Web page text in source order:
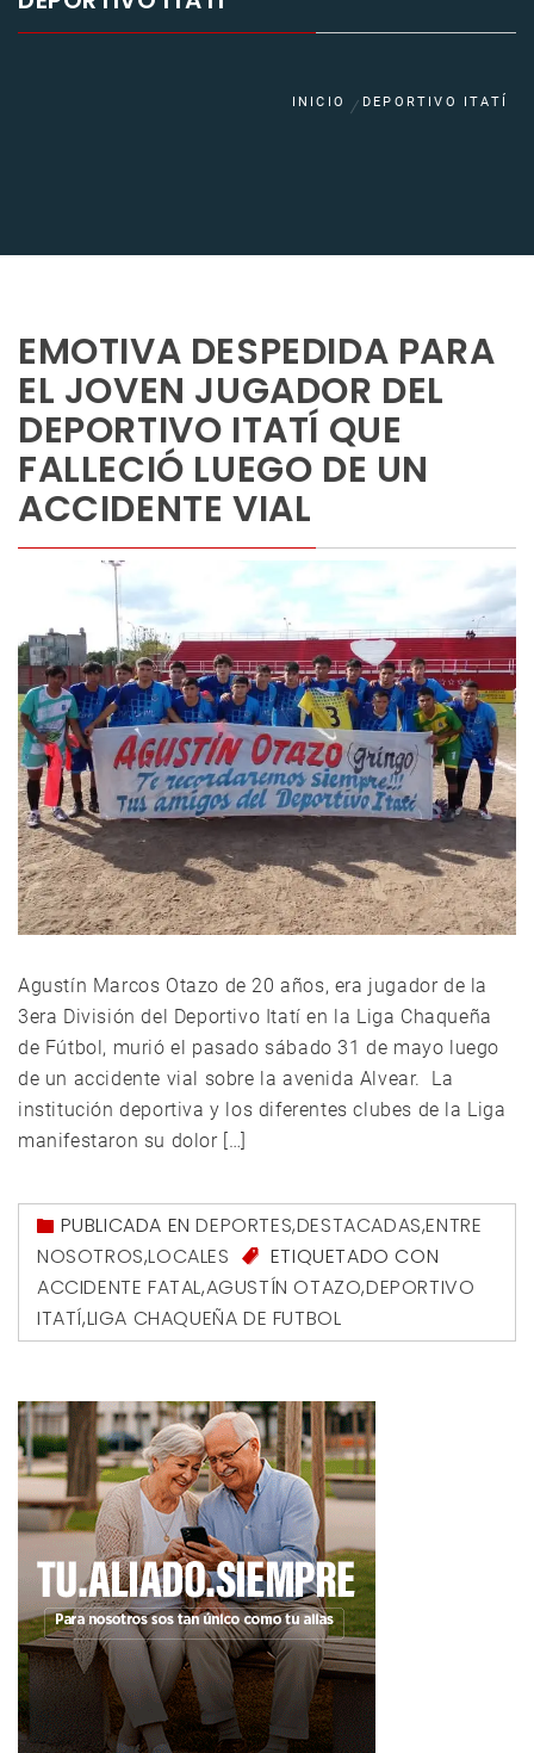
INICIO DEPORTIVO ITATÍ
EMOTIVA DESPEDIDA PARA
EL JOVEN JUGADOR DEL
DEPORTIVO ITATÍ QUE
FALLECIÓ LUEGO DE UN
ACCIDENTE VIAL
Agustín Marcos Otazo de 20 años, era jugador de la
3era División del Deportivo Itatí en la Liga Chaqueña
de Fútbol, murió el pasado sábado 31 de mayo luego
de un accidente vial sobre la avenida Alvear. La
institución deportiva y los diferentes clubes de la Liga
manifestaron su dolor […]
PUBLICADA ENDEPORTES,DESTACADAS,ENTRE
NOSOTROS,LOCALES
ETIQUETADO CON
ACCIDENTE FATAL,AGUSTÍN OTAZO,DEPORTIVO
ITATÍ,LIGA CHAQUEÑA DE FUTBOL